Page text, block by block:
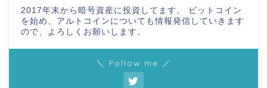
2017年末から暗号資産に投資してます。 ビットコイン
を始め、アルトコインについても情報発信していきます
ので、よろしくお願いします。
＼ Follow me ／